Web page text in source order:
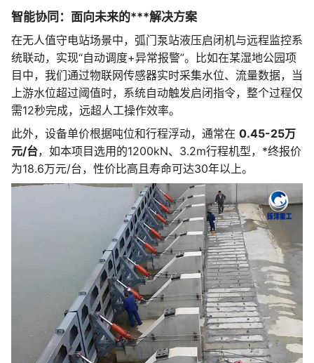
智能协同：面向未来的***解决方案
在无人值守电站场景中，弧门泵站液压启闭机与远程监控系
统联动，实现“自动调度+异常报警”。比如在某湿地公园项
目中，我们通过物联网传感器实时采集水位、流量数据，当
上游水位超过阈值时，系统自动触发启闭指令，整个过程仅
需12秒完成，远超人工操作效率。
此外，设备单价根据吨位和行程浮动，通常在 0.45-25万
元/台，如本项目选用的1200kN、3.2m行程机型，*终报价
为18.6万元/台，性价比高且寿命可达30年以上。